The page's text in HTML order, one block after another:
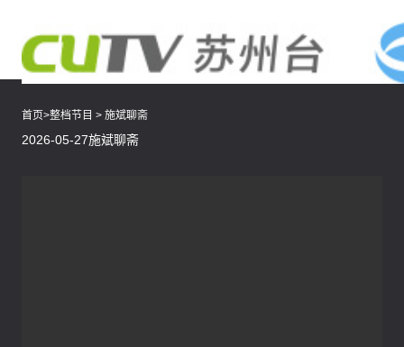
首页>整档节目 > 施斌聊斋
2026-05-27施斌聊斋